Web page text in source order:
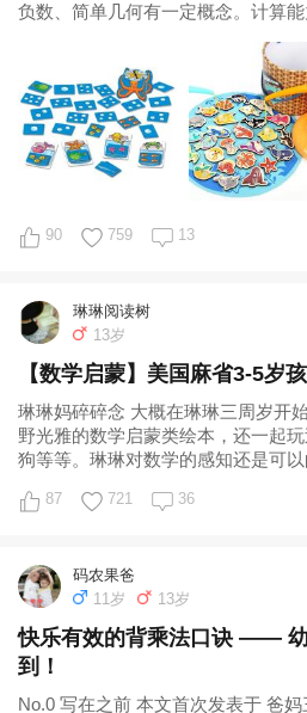
负数、简单几何有一定概念。计算
90 759 13
琳琳阅读树
13岁
【数学启蒙】美国麻省3-5岁
琳琳妈碎碎念 大概在琳琳三周岁开
野光雅的数学启蒙类绘本，还一起
狗等等。琳琳对数学的感知还是可
87 721 36
码农果爸
11岁
13岁
快乐有效的背乘法口诀 ——
到！
No.0 写在之前 本文首次发表于 爸